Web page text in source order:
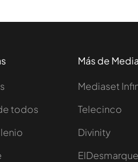
todos
Más de
Mediaset
Telecinco
Divinity
ElDesmarque